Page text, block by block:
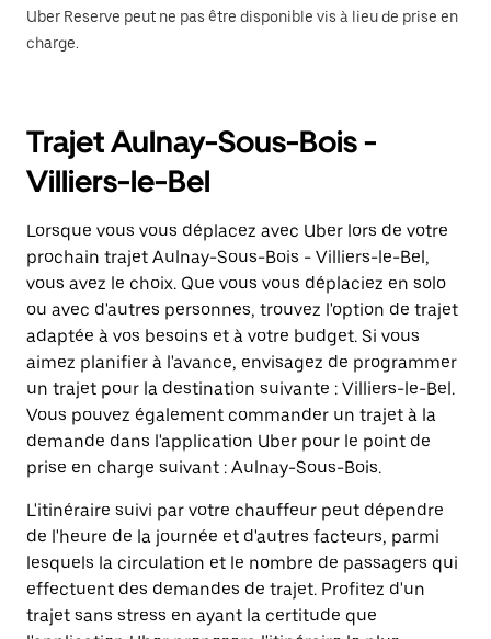
calendrier.
Uber Reserve peut ne pas être disponible vis à lieu de prise en
charge.
Trajet Aulnay-Sous-Bois -
Villiers-le-Bel
Lorsque vous vous déplacez avec Uber lors de votre
prochain trajet Aulnay-Sous-Bois - Villiers-le-Bel,
vous avez le choix. Que vous vous déplaciez en solo
ou avec d'autres personnes, trouvez l'option de trajet
adaptée à vos besoins et à votre budget. Si vous
aimez planifier à l'avance, envisagez de programmer
un trajet pour la destination suivante : Villiers-le-Bel.
Vous pouvez également commander un trajet à la
demande dans l'application Uber pour le point de
prise en charge suivant : Aulnay-Sous-Bois.
L'itinéraire suivi par votre chauffeur peut dépendre
de l'heure de la journée et d'autres facteurs, parmi
lesquels la circulation et le nombre de passagers qui
effectuent des demandes de trajet. Profitez d'un
trajet sans stress en ayant la certitude que